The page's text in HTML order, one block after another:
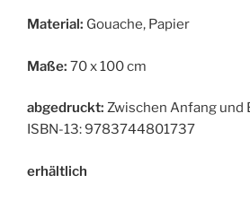
Material: Gouache, Papier
Maße: 70 x 100 cm
abgedruckt: Zwischen Anfang und
ISBN-13: 9783744801737
erhältlich